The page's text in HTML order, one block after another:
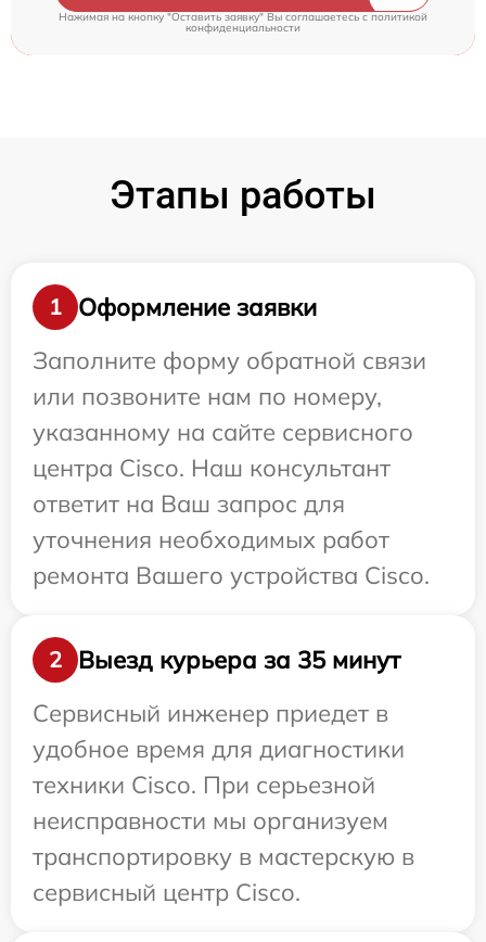
Нажимая на кнопку "Оставить заявку" Вы соглашаетесь cполитикой
конфиденциальности
Этапы работы
1
Оформление заявки
Заполните форму обратной связи
или позвоните нам по номеру,
указанному на сайте сервисного
центра Cisco. Наш консультант
ответит на Ваш запрос для
уточнения необходимых работ
ремонта Вашего устройства Cisco.
2
Выезд курьера за 35 минут
Сервисный инженер приедет в
удобное время для диагностики
техники Cisco. При серьезной
неисправности мы организуем
транспортировку в мастерскую в
сервисный центр Cisco.